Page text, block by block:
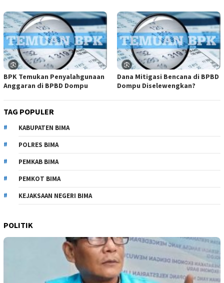
BPK Temukan Penyalahgunaan
Anggaran di BPBD Dompu
Dana Mitigasi Bencana di BPBD
Dompu Diselewengkan?
TAG POPULER
KABUPATEN BIMA
POLRES BIMA
PEMKAB BIMA
PEMKOT BIMA
KEJAKSAAN NEGERI BIMA
POLITIK